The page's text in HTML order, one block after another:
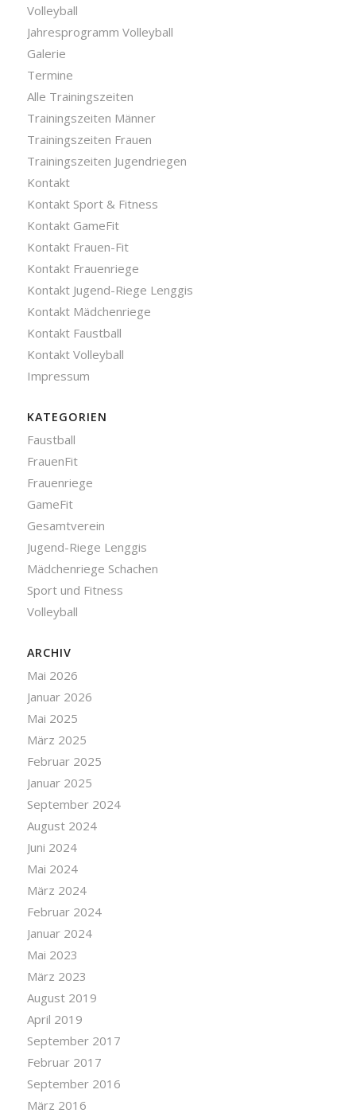
Volleyball
Jahresprogramm Volleyball
Galerie
Termine
Alle Trainingszeiten
Trainingszeiten Männer
Trainingszeiten Frauen
Trainingszeiten Jugendriegen
Kontakt
Kontakt Sport & Fitness
Kontakt GameFit
Kontakt Frauen-Fit
Kontakt Frauenriege
Kontakt Jugend-Riege Lenggis
Kontakt Mädchenriege
Kontakt Faustball
Kontakt Volleyball
Impressum
KATEGORIEN
Faustball
FrauenFit
Frauenriege
GameFit
Gesamtverein
Jugend-Riege Lenggis
Mädchenriege Schachen
Sport und Fitness
Volleyball
ARCHIV
Mai 2026
Januar 2026
Mai 2025
März 2025
Februar 2025
Januar 2025
September 2024
August 2024
Juni 2024
Mai 2024
März 2024
Februar 2024
Januar 2024
Mai 2023
März 2023
August 2019
April 2019
September 2017
Februar 2017
September 2016
März 2016